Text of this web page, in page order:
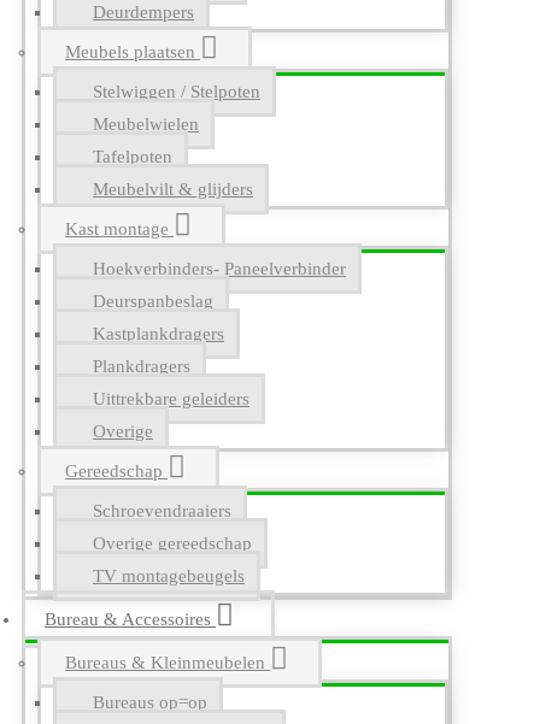
Deurdempers
Meubels plaatsen
Stelwiggen / Stelpoten
Meubelwielen
Tafelpoten
Meubelvilt & glijders
Kast montage
Hoekverbinders- Paneelverbinder
Deurspanbeslag
Kastplankdragers
Plankdragers
Uittrekbare geleiders
Overige
Gereedschap
Schroevendraaiers
Overige gereedschap
TV montagebeugels
Bureau & Accessoires
Bureaus & Kleinmeubelen
Bureaus op=op